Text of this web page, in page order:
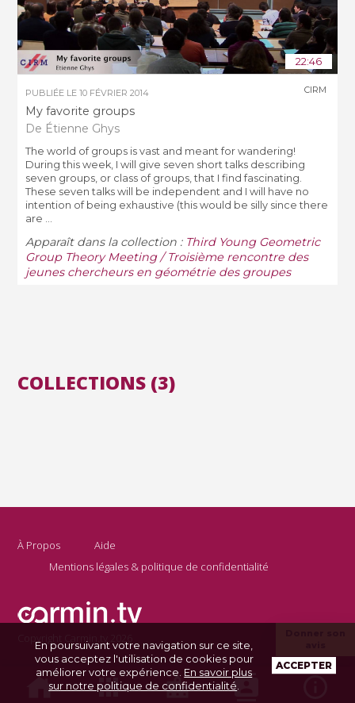
22:46
PUBLIÉE LE10 FÉVRIER 2014
My favorite groups
De Étienne Ghys
CIRM
The world of groups is vast and meant for wandering!
During this week, I will give seven short talks describing
seven groups, or class of groups, that I find fascinating.
These seven talks will be independent and I will have no
intention of being exhaustive (this would be silly since there
are ...
Apparaît dans la collection : Third Young Geometric
Group Theory Meeting / Troisième rencontre des
jeunes chercheurs en géométrie des groupes
COLLECTIONS (3)
À Propos
Aide
Mentions légales & politique de confidentialité
Copyright Carmin.tv 2026
En poursuivant votre navigation sur ce site,
vous acceptez l'utilisation de cookies pour
améliorer votre expérience. En savoir plus
sur notre politique de confidentialité
ACCEPTER